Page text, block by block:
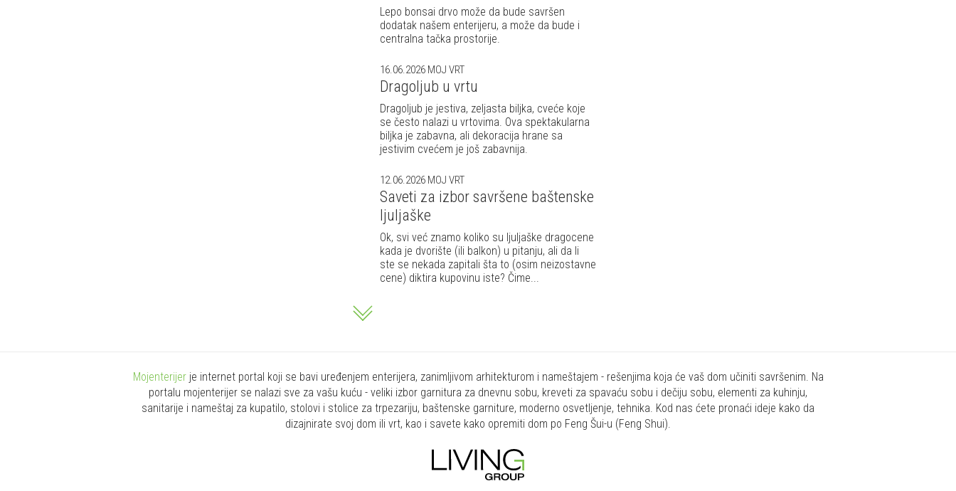
Lepo bonsai drvo može da bude savršen
dodatak našem enterijeru, a može da bude i
centralna tačka prostorije.
16.06.2026 MOJ VRT
Dragoljub u vrtu
Dragoljub je jestiva, zeljasta biljka, cveće koje
se često nalazi u vrtovima. Ova spektakularna
biljka je zabavna, ali dekoracija hrane sa
jestivim cvećem je još zabavnija.
12.06.2026 MOJ VRT
Saveti za izbor savršene baštenske
ljuljaške
Ok, svi već znamo koliko su ljuljaške dragocene
kada je dvorište (ili balkon) u pitanju, ali da li
ste se nekada zapitali šta to (osim neizostavne
cene) diktira kupovinu iste? Čime...
Mojenterijerje internet portal koji se bavi uređenjem enterijera, zanimljivom arhitekturom i nameštajem - rešenjima koja će vaš dom učiniti savršenim. Na
portalu mojenterijer se nalazi sve za vašu kuću - veliki izbor garnitura za dnevnu sobu, kreveti za spavaću sobu i dečiju sobu, elementi za kuhinju,
sanitarije i nameštaj za kupatilo, stolovi i stolice za trpezariju, baštenske garniture, moderno osvetljenje, tehnika. Kod nas ćete pronaći ideje kako da
dizajnirate svoj dom ili vrt, kao i savete kako opremiti dom po Feng Šui-u (Feng Shui).